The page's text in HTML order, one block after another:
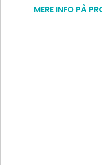
MERE INFO PÅ